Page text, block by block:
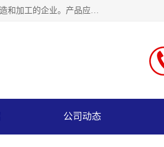
河南大林橡胶通信器材有限公司是一个专注于各种橡胶件、离合器及配件、泥浆泵及配件等产品设计制造和加工的企业。产品应用于矿山、冶金、石油、钢铁、化工、水泥、船舶、造纸、通用机械等各种大功率机械传动或制动装置。
公司动态